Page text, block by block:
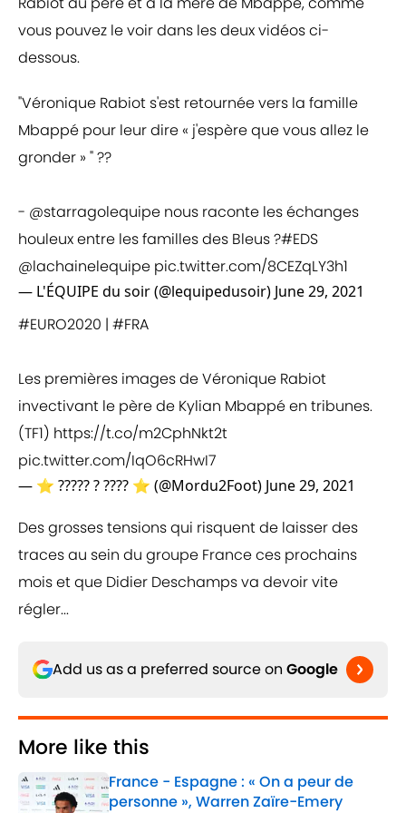
vous pouvez le voir dans les deux vidéos ci-
dessous.
"Véronique Rabiot s'est retournée vers la famille
Mbappé pour leur dire « j'espère que vous allez le
gronder » " ??
- @starragolequipe nous raconte les échanges
houleux entre les familles des Bleus ?#EDS
@lachainelequipe pic.twitter.com/8CEZqLY3h1
— L'ÉQUIPE du soir (@lequipedusoir) June 29, 2021
#EURO2020 | #FRA
Les premières images de Véronique Rabiot
invectivant le père de Kylian Mbappé en tribunes.
(TF1) https://t.co/m2CphNkt2t
pic.twitter.com/IqO6cRHwI7
— ⭐️ ????? ? ???? ⭐️ (@Mordu2Foot) June 29, 2021
Des grosses tensions qui risquent de laisser des
traces au sein du groupe France ces prochains
mois et que Didier Deschamps va devoir vite
régler...
Add us as a preferred source on Google
More like this
France - Espagne : « On a peur de
personne », Warren Zaïre-Emery